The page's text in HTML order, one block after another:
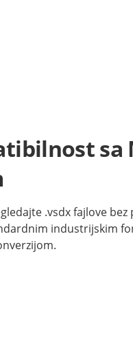
sa
.vsdx fajlove
industrijskim